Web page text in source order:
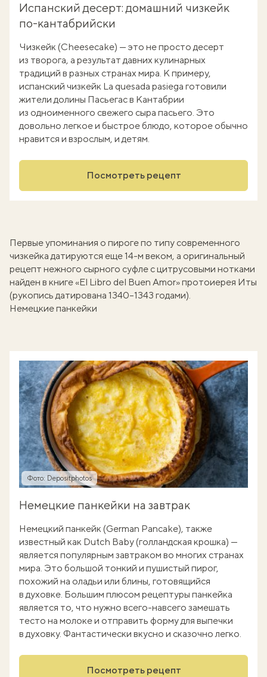
Испанский десерт: домашний чизкейк
по-кантабрийски
Чизкейк (Cheesecake) — это не просто десерт
из творога, а результат давних кулинарных
традиций в разных странах мира. К примеру,
испанский чизкейк La quesada pasiega готовили
жители долины Пасьегас в Кантабрии
из одноименного свежего сыра пасьего. Это
довольно легкое и быстрое блюдо, которое обычно
нравится и взрослым, и детям.
Посмотреть рецепт
Первые упоминания о пироге по типу современного
чизкейка датируются еще 14-м веком, а оригинальный
рецепт нежного сырного суфле с цитрусовыми нотками
найден в книге «El Libro del Buen Amor» протоиерея Иты
(рукопись датирована 1340–1343 годами).
Немецкие панкейки
Фото: Depositphotos
Немецкие панкейки на завтрак
Немецкий панкейк (German Pancake), также
известный как Dutch Baby (голландская крошка) —
является популярным завтраком во многих странах
мира. Это большой тонкий и пушистый пирог,
похожий на оладьи или блины, готовящийся
в духовке. Большим плюсом рецептуры панкейка
является то, что нужно всего-навсего замешать
тесто на молоке и отправить форму для выпечки
в духовку. Фантастически вкусно и сказочно легко.
Посмотреть рецепт